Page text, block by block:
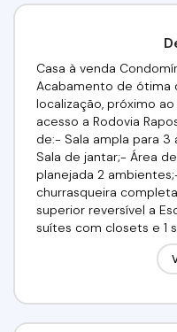
Casa à venda
Acabamento de ótima
localização, próximo
acesso a Rodovia
de:- Sala ampla para
Sala de jantar;- Área
planejada 2
churrasqueira
superior reversível a
suítes com closets e 1
com quintal grande e
para 4 vagas sendo 2